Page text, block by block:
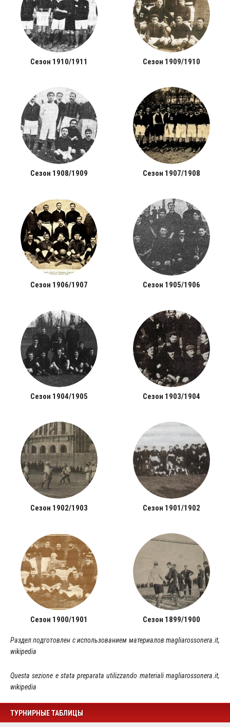
Сезон 1910/1911 Сезон 1909/1910
Сезон 1908/1909 Сезон 1907/1908
Сезон 1906/1907 Сезон 1905/1906
Сезон 1904/1905 Сезон 1903/1904
Сезон 1902/1903 Сезон 1901/1902
Сезон 1900/1901 Сезон 1899/1900
Раздел подготовлен с использованием материалов magliarossonera.it,
wikipedia
Questa sezione e stata preparata utilizzando materiali magliarossonera.it,
wikipedia
ТУРНИРНЫЕ ТАБЛИЦЫ